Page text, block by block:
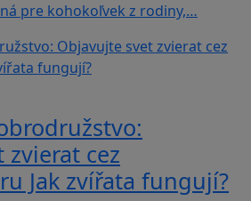
pre kohokoľvek z rodiny,…
cez
Jak zvířata fungují?